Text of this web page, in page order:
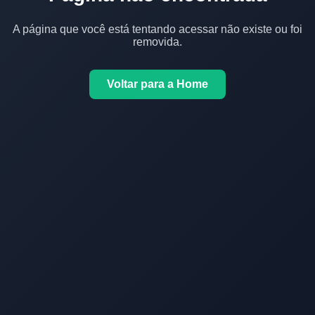
A página que você está tentando acessar não existe ou foi
removida.
Voltar para a Home